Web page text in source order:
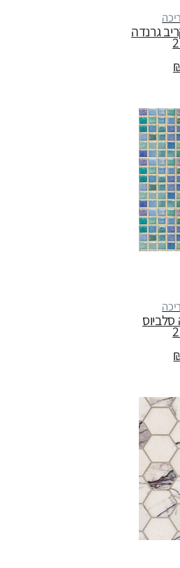
גרנדה